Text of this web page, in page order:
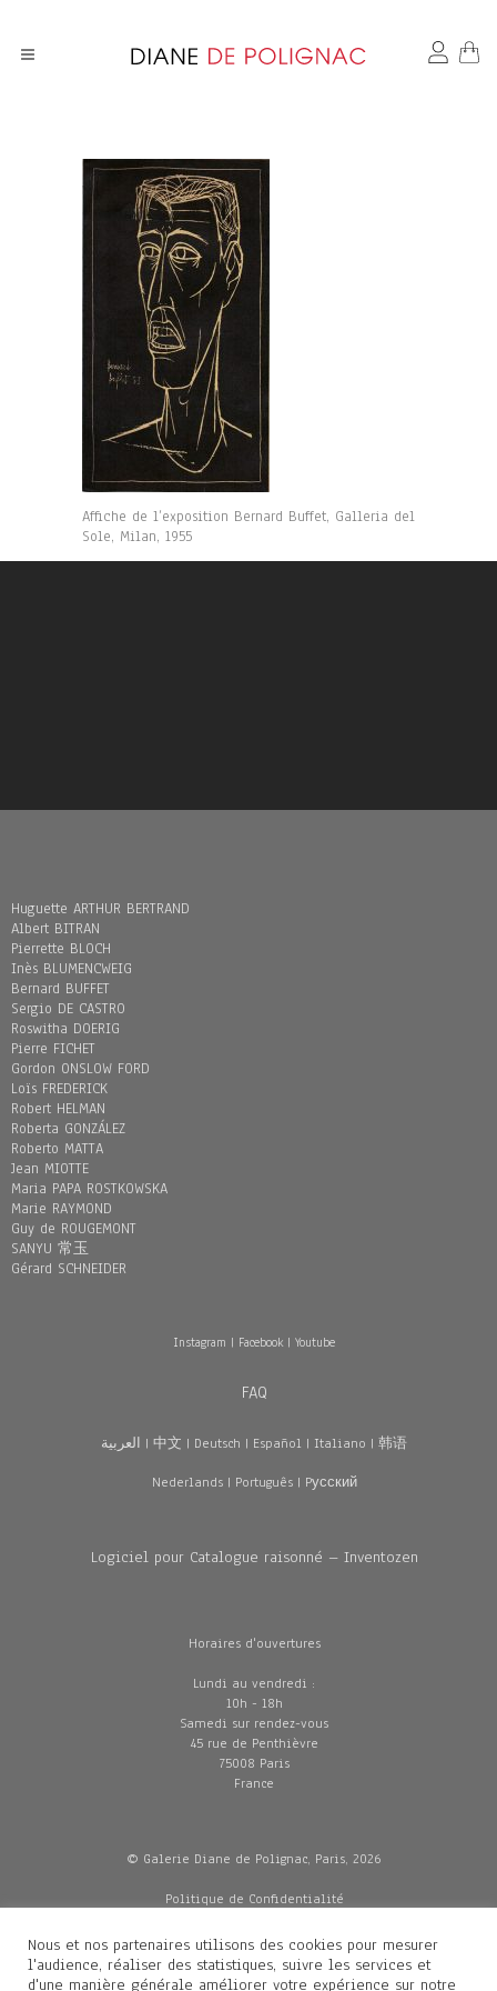
Affiche de l’exposition Bernard Buffet, Galleria del
Sole, Milan, 1955
Huguette ARTHUR BERTRAND
Albert BITRAN
Pierrette BLOCH
Inès BLUMENCWEIG
Bernard BUFFET
Sergio DE CASTRO
Roswitha DOERIG
Pierre FICHET
Gordon ONSLOW FORD
Loïs FREDERICK
Robert HELMAN
Roberta GONZÁLEZ
Roberto MATTA
Jean MIOTTE
Maria PAPA ROSTKOWSKA
Marie RAYMOND
Guy de ROUGEMONT
SANYU 常玉
Gérard SCHNEIDER
Instagram | Facebook| Youtube
FAQ
العربية | 中文 | Deutsch | Español | Italiano | 韩语
Nederlands| Português| Pусский
Logiciel pour Catalogue raisonné – Inventozen
Horaires d'ouvertures
Lundi au vendredi :
10h - 18h
Samedi sur rendez-vous
45 rue de Penthièvre
75008 Paris
France
© Galerie Diane de Polignac, Paris, 2026
Politique de Confidentialité
Mentions légales
Livraisons
Nous et nos partenaires utilisons des cookies pour mesurer
l'audience, réaliser des statistiques, suivre les services et
d'une manière générale améliorer votre expérience sur notre